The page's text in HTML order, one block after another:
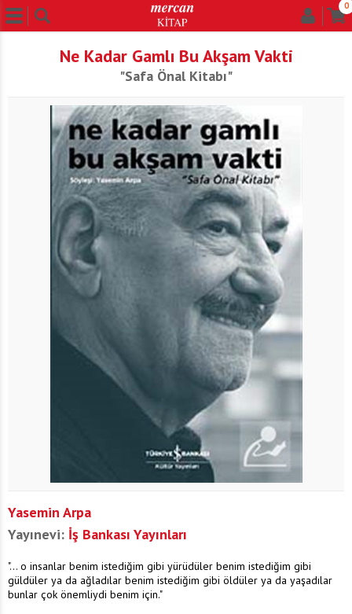
0
Ne Kadar Gamlı Bu Akşam Vakti
"Safa Önal Kitabı"
Yasemin Arpa
Yayınevi: İş Bankası Yayınları
"... o insanlar benim istediğim gibi yürüdüler benim istediğim gibi
güldüler ya da ağladılar benim istediğim gibi öldüler ya da yaşadılar
bunlar çok önemliydi benim için."